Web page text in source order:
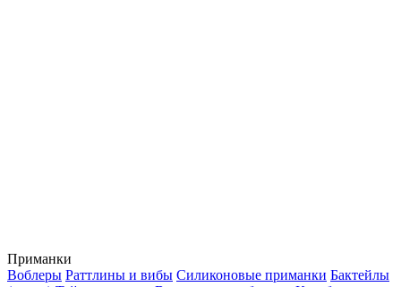
Приманки
Воблеры Раттлины и вибы Силиконовые приманки Бактейлы